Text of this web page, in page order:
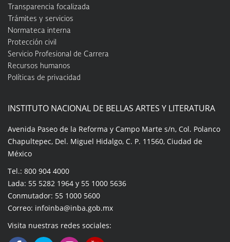
Transparencia focalizada
Trámites y servicios
Normateca interna
Protección civil
Servicio Profesional de Carrera
Recursos humanos
Políticas de privacidad
INSTITUTO NACIONAL DE BELLAS ARTES Y LITERATURA
Avenida Paseo de la Reforma y Campo Marte s/n, Col. Polanco
Chapultepec, Del. Miguel Hidalgo, C. P. 11560, Ciudad de
México
Tel.: 800 904 4000
Lada: 55 5282 1964 y 55 1000 5636
Conmutador: 55 1000 5600
Correo: infoinba@inba.gob.mx
Visita nuestras redes sociales: